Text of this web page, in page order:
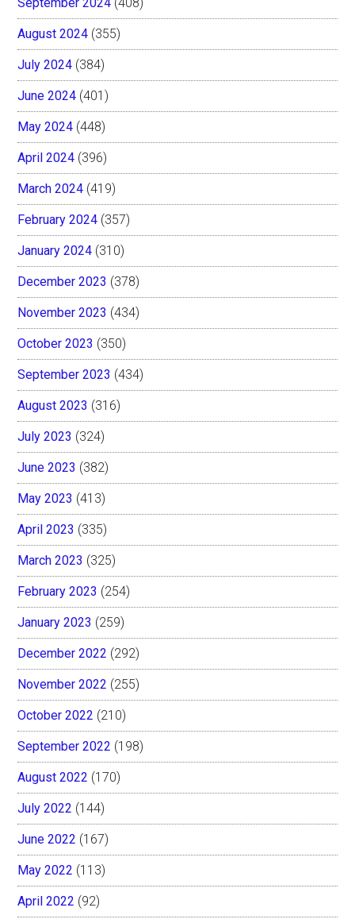
August 2024 (355)
July 2024 (384)
June 2024 (401)
May 2024 (448)
April 2024 (396)
March 2024 (419)
February 2024 (357)
January 2024 (310)
December 2023 (378)
November 2023 (434)
October 2023 (350)
September 2023 (434)
August 2023 (316)
July 2023 (324)
June 2023 (382)
May 2023 (413)
April 2023 (335)
March 2023 (325)
February 2023 (254)
January 2023 (259)
December 2022 (292)
November 2022 (255)
October 2022 (210)
September 2022 (198)
August 2022 (170)
July 2022 (144)
June 2022 (167)
May 2022 (113)
April 2022 (92)